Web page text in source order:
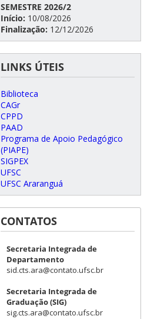
SEMESTRE 2026/2
Início: 10/08/2026
Finalização: 12/12/2026
LINKS ÚTEIS
Biblioteca
CAGr
CPPD
PAAD
Programa de Apoio Pedagógico
(PIAPE)
SIGPEX
UFSC
UFSC Araranguá
CONTATOS
Secretaria Integrada de
Departamento
sid.cts.ara@contato.ufsc.br
Secretaria Integrada de
Graduação (SIG)
sig.cts.ara@contato.ufsc.br